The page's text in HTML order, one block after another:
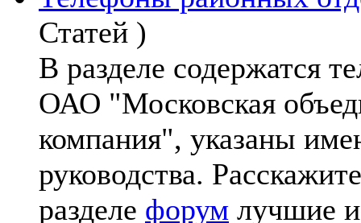
Статей )
В разделе содержатся
ОАО "Московская
компания", указаны
руководства.
разделе форум лучшие